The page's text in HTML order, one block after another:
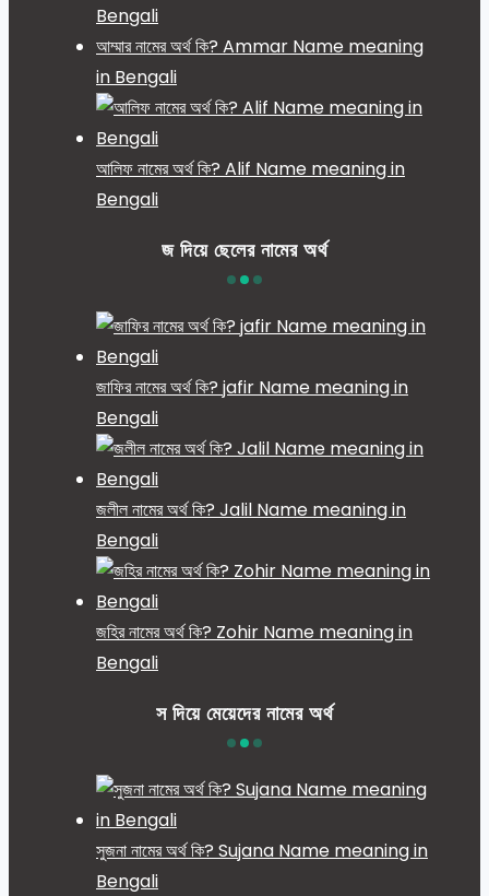
Bengali
আম্মার নামের অর্থ কি? Ammar Name meaning
in Bengali
আলিফ নামের অর্থ কি? Alif Name meaning in
Bengali
জ দিয়ে ছেলের নামের অর্থ
জাফির নামের অর্থ কি? jafir Name meaning in
Bengali
জলীল নামের অর্থ কি? Jalil Name meaning in
Bengali
জহির নামের অর্থ কি? Zohir Name meaning in
Bengali
স দিয়ে মেয়েদের নামের অর্থ
সুজনা নামের অর্থ কি? Sujana Name meaning in
Bengali